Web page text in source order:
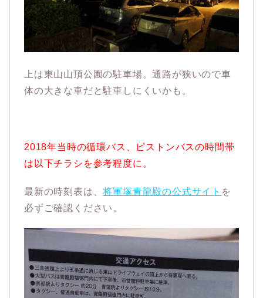
上は東山山頂公園の駐車場。通路が狭いので車
体の大きな車だと駐車しにくいかも。
2018年当時の循環バス、ピストンバスの時間帯
は以下チラシを参考程度に。
最新の時刻表は、将軍塚青龍殿の公式サイト を
必ずご確認ください。